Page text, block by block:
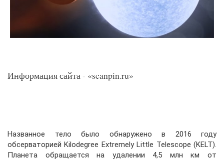
Информация сайта - «scanpin.ru»
Названное тело было обнаружено в 2016 году
обсерваторией Kilodegree Extremely Little Telescope (KELT).
Планета обращается на удалении 4,5 млн км от